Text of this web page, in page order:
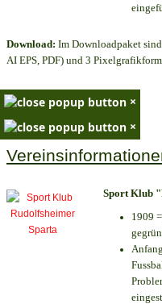
Download: Im Downloadpaket
AI EPS, PDF) und 3
×
×
Sport Klub
1909